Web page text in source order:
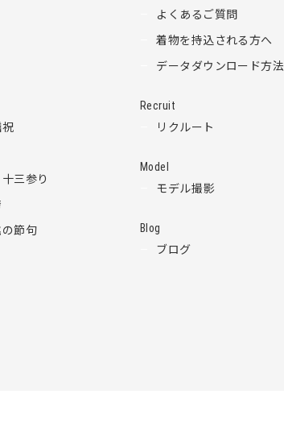
祝
三参り
節句
よくあるご質問
着物を持込される方へ
データダウンロード方法
Recruit
リクルート
Model
モデル撮影
Blog
ブログ